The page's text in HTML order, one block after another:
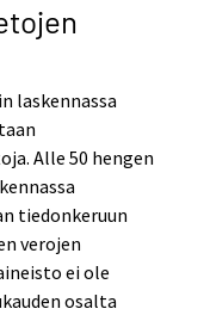
laskennassa
Alle 50 hengen
tiedonkeruun
verojen
ei ole
osalta